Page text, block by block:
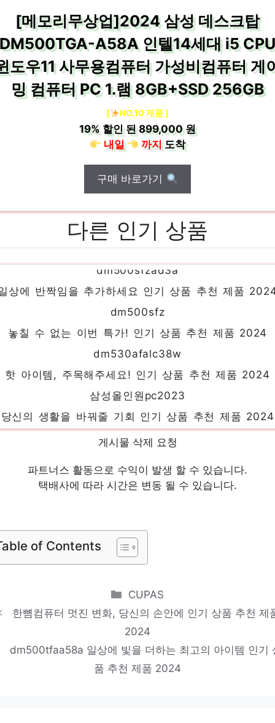
[메모리무상업]2024 삼성 데스크탑
DM500TGA-A58A 인텔14세대 i5 CPU
도우11 사무용컴퓨터 가성비컴퓨터 게
밍 컴퓨터 PC 1.램 8GB+SSD 256GB
[ NO.10 제품 ]
19%할인 된899,000 원
내일
까지도착
구매 바로가기
다른 인기 상품
dm500sfzad3a
dm500tfbac71b
상에 반짝임을 추가하세요 인기 상품 추천 제품
dm530afalc71w
제한된 시간, 무한한 가치 인기 상품 추천 제품 2024
2024
게시물 삭제 요청
파트너스 활동으로 수익이 발생 할 수 있습니다.
택배사에 따라 시간은 변동 될 수 있습니다.
of Contents
Categories
CUPAS
한뼘컴퓨터 멋진 변화, 당신의 손안에 인기 상품 추천 제
2024
dm500tfaa58a 일상에 빛을 더하는 최고의 아이템 인기
품 추천 제품 2024